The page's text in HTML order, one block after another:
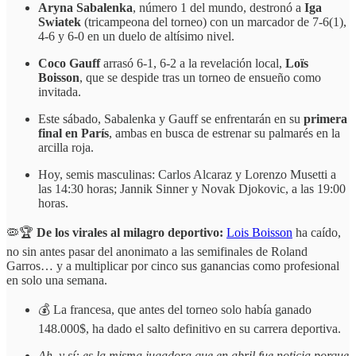
Aryna Sabalenka, número 1 del mundo, destronó a Iga
Swiatek (tricampeona del torneo) con un marcador de 7-6(1),
4-6 y 6-0 en un duelo de altísimo nivel.
Coco Gauffarrasó 6-1, 6-2 a la revelación local, Loïs
Boisson, que se despide tras un torneo de ensueño como
invitada.
Este sábado, Sabalenka y Gauff se enfrentarán en su primera
final en París, ambas en busca de estrenar su palmarés en la
arcilla roja.
Hoy, semis masculinas: Carlos Alcaraz y Lorenzo Musetti a
las 14:30 horas; Jannik Sinner y Novak Djokovic, a las 19:00
horas.
🦠🏆 De los virales al milagro deportivo: Lois Boisson ha caído,
no sin antes pasar del anonimato a las semifinales de Roland
Garros… y a multiplicar por cinco sus ganancias como profesional
en solo una semana.
💰 La francesa, que antes del torneo solo había ganado
148.000$, ha dado el salto definitivo en su carrera deportiva.